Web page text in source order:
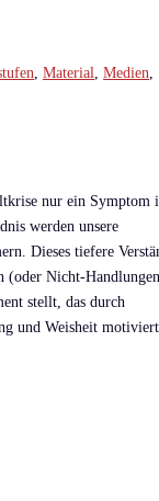
Material Medien
nur ein Symptom
werden unsere
Dieses tiefere
(oder Nicht-
stellt, das durch
und Weisheit